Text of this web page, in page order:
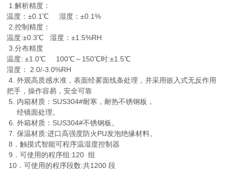
1.解析精度：
温度：±0.1℃ 湿度：±0.1%
2.控制精度：
温度:±0.3℃ 湿度：±1.5%RH
3.分布精度
温度: ±1.0℃ 100℃～150℃时:±1.5℃
湿度： 2.0/-3.0%RH
4. 外观高质感水准，表面经雾面线条处理，并采用嵌入式无反作用
把手，操作容易，安全可靠
5. 内箱材质：SUS304#耐寒，耐热不锈钢板，
经镜面处理。
6. 外箱材质：SUS304#不锈钢板。
7. 保温材质:进口高强度防火PU发泡绝缘材料。
8．触摸式智能可程序温湿度控制器
9．可使用的程序组:120 组
10．可使用的程序段数:共1200 段